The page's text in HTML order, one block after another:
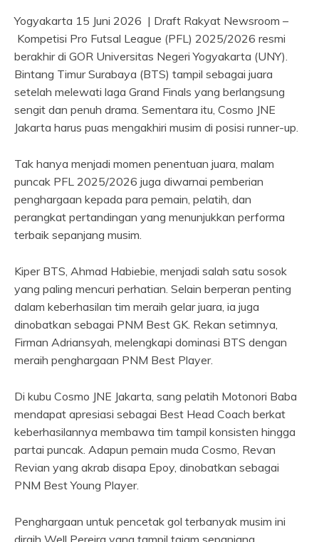
Yogyakarta 15 Juni 2026 | Draft Rakyat Newsroom –
Kompetisi Pro Futsal League (PFL) 2025/2026 resmi
berakhir di GOR Universitas Negeri Yogyakarta (UNY).
Bintang Timur Surabaya (BTS) tampil sebagai juara
setelah melewati laga Grand Finals yang berlangsung
sengit dan penuh drama. Sementara itu, Cosmo JNE
Jakarta harus puas mengakhiri musim di posisi runner-up.
Tak hanya menjadi momen penentuan juara, malam
puncak PFL 2025/2026 juga diwarnai pemberian
penghargaan kepada para pemain, pelatih, dan
perangkat pertandingan yang menunjukkan performa
terbaik sepanjang musim.
Kiper BTS, Ahmad Habiebie, menjadi salah satu sosok
yang paling mencuri perhatian. Selain berperan penting
dalam keberhasilan tim meraih gelar juara, ia juga
dinobatkan sebagai PNM Best GK. Rekan setimnya,
Firman Adriansyah, melengkapi dominasi BTS dengan
meraih penghargaan PNM Best Player.
Di kubu Cosmo JNE Jakarta, sang pelatih Motonori Baba
mendapat apresiasi sebagai Best Head Coach berkat
keberhasilannya membawa tim tampil konsisten hingga
partai puncak. Adapun pemain muda Cosmo, Revan
Revian yang akrab disapa Epoy, dinobatkan sebagai
PNM Best Young Player.
Penghargaan untuk pencetak gol terbanyak musim ini
diraih Well Pereira yang tampil tajam sepanjang